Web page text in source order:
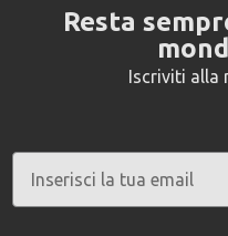
Resta
Iscriviti alla